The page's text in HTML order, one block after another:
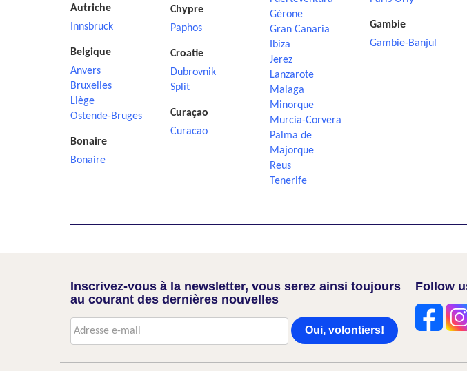
Autriche
Innsbruck
Belgique
Anvers
Bruxelles
Liège
Ostende-Bruges
Bonaire
Bonaire
Chypre
Paphos
Croatie
Dubrovnik
Split
Curaçao
Curacao
Gérone
Gran Canaria
Ibiza
Jerez
Lanzarote
Malaga
Minorque
Murcia-Corvera
Palma de
Majorque
Reus
Tenerife
Gambie
Gambie-Banjul
Inscrivez-vous à la newsletter, vous serez ainsi toujours
au courant des dernières nouvelles
Oui, volontiers!
Follow